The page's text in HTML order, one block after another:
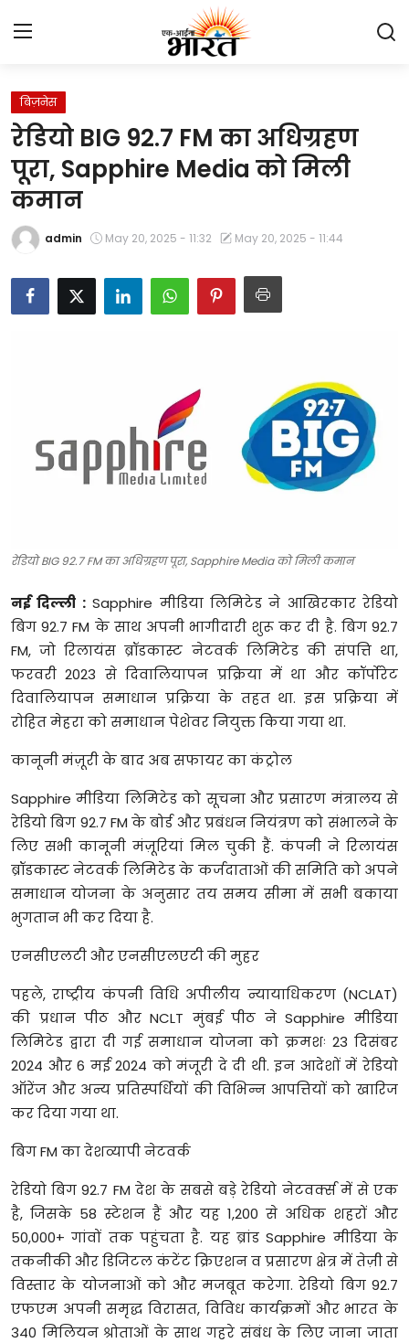
Home
प्रेस रिलीज़
देश
राजस्थान
लाइफस्टाइल
खेल
संपादकीय
बिज़नेस
बिज़नेस
रेडियो BIG 92.7 FM का अधिग्रहण
पूरा, Sapphire Media को मिली
कमान
admin May 20, 2025 - 11:32 May 20, 2025 - 11:44
रेडियो BIG 92.7 FM का अधिग्रहण पूरा, Sapphire Media को मिली कमान
नई दिल्ली :Sapphire मीडिया लिमिटेड ने आखिरकार रेडियो
बिग 92.7 FM के साथ अपनी भागीदारी शुरू कर दी है. बिग 92.7
FM, जो रिलायंस ब्रॉडकास्ट नेटवर्क लिमिटेड की संपत्ति था,
फरवरी 2023 से दिवालियापन प्रक्रिया में था और कॉर्पोरेट
दिवालियापन समाधान प्रक्रिया के तहत था. इस प्रक्रिया में
रोहित मेहरा को समाधान पेशेवर नियुक्त किया गया था.
कानूनी मंज़ूरी के बाद अब सफायर का कंट्रोल
Sapphire मीडिया लिमिटेड को सूचना और प्रसारण मंत्रालय से
रेडियो बिग 92.7 FM के बोर्ड और प्रबंधन नियंत्रण को संभालने के
लिए सभी कानूनी मंज़ूरियां मिल चुकी हैं. कंपनी ने रिलायंस
ब्रॉडकास्ट नेटवर्क लिमिटेड के कर्जदाताओं की समिति को अपने
समाधान योजना के अनुसार तय समय सीमा में सभी बकाया
भुगतान भी कर दिया है.
एनसीएलटी और एनसीएलएटी की मुहर
पहले, राष्ट्रीय कंपनी विधि अपीलीय न्यायाधिकरण (NCLAT)
की प्रधान पीठ और NCLT मुंबई पीठ ने Sapphire मीडिया
लिमिटेड द्वारा दी गई समाधान योजना को क्रमशः 23 दिसंबर
2024 और 6 मई 2024 को मंजूरी दे दी थी. इन आदेशों में रेडियो
ऑरेंज और अन्य प्रतिस्पर्धियों की विभिन्न आपत्तियों को खारिज
कर दिया गया था.
बिग FM का देशव्यापी नेटवर्क
रेडियो बिग 92.7 FM देश के सबसे बड़े रेडियो नेटवर्क्स में से एक
है, जिसके 58 स्टेशन हैं और यह 1,200 से अधिक शहरों और
50,000+ गांवों तक पहुंचता है. यह ब्रांड Sapphire मीडिया के
तकनीकी और डिजिटल कंटेंट क्रिएशन व प्रसारण क्षेत्र में तेज़ी से
विस्तार के योजनाओं को और मजबूत करेगा. रेडियो बिग 92.7
एफएम अपनी समृद्ध विरासत, विविध कार्यक्रमों और भारत के
340 मिलियन श्रोताओं के साथ गहरे संबंध के लिए जाना जाता